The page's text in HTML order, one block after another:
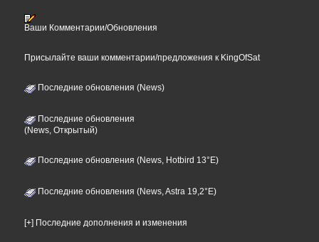
Ваши Комментарии/Обновления
Присылайте ваши комментарии/предложения к KingOfSat
Последние обновления (News)
Последние обновления
(News, Открытый)
Последние обновления (News, Hotbird 13°E)
Последние обновления (News, Astra 19,2°E)
[+] Последние дополнения и изменения